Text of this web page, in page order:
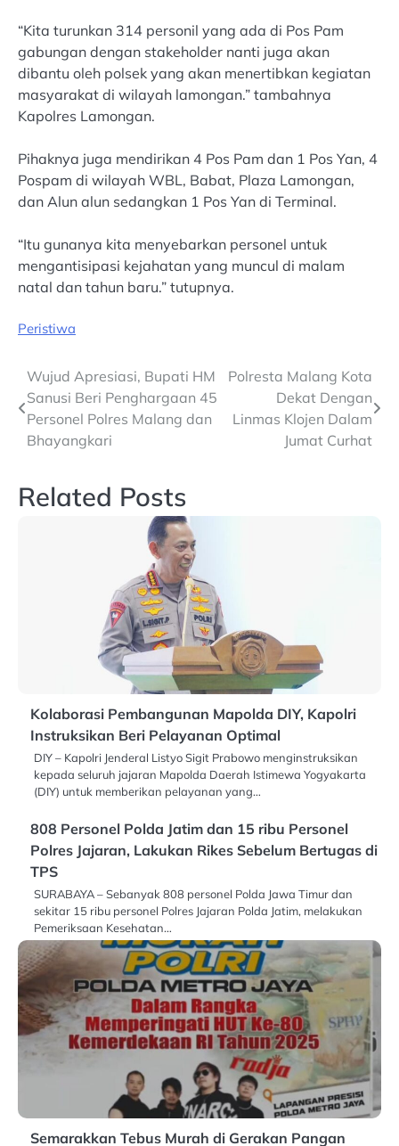
“Kita turunkan 314 personil yang ada di Pos Pam
gabungan dengan stakeholder nanti juga akan
dibantu oleh polsek yang akan menertibkan kegiatan
masyarakat di wilayah lamongan.” tambahnya
Kapolres Lamongan.
Pihaknya juga mendirikan 4 Pos Pam dan 1 Pos Yan, 4
Pospam di wilayah WBL, Babat, Plaza Lamongan,
dan Alun alun sedangkan 1 Pos Yan di Terminal.
“Itu gunanya kita menyebarkan personel untuk
mengantisipasi kejahatan yang muncul di malam
natal dan tahun baru.” tutupnya.
Peristiwa
Post
navigation
Wujud Apresiasi, Bupati HM
Sanusi Beri Penghargaan 45
Personel Polres Malang dan
Bhayangkari
Polresta Malang Kota
Dekat Dengan
Linmas Klojen Dalam
Jumat Curhat
Related Posts
Kolaborasi Pembangunan Mapolda DIY, Kapolri
Instruksikan Beri Pelayanan Optimal
DIY – Kapolri Jenderal Listyo Sigit Prabowo menginstruksikan
kepada seluruh jajaran Mapolda Daerah Istimewa Yogyakarta
(DIY) untuk memberikan pelayanan yang…
808 Personel Polda Jatim dan 15 ribu Personel
Polres Jajaran, Lakukan Rikes Sebelum Bertugas di
TPS
SURABAYA – Sebanyak 808 personel Polda Jawa Timur dan
sekitar 15 ribu personel Polres Jajaran Polda Jatim, melakukan
Pemeriksaan Kesehatan…
Semarakkan Tebus Murah di Gerakan Pangan